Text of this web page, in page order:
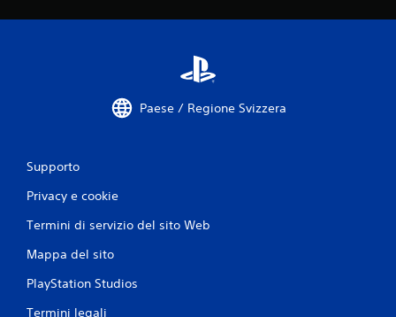
Paese / Regione Svizzera
Supporto
Privacy e cookie
Termini di servizio del sito Web
Mappa del sito
PlayStation Studios
Termini legali